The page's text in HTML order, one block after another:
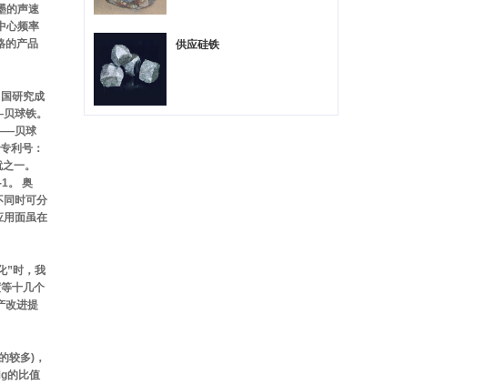
的声速
心频率
的产品
研究成
球铁。
贝球
利号：
一。
。 奥
同时可分
用面虽在
”时，我
十几个
改进提
较多)，
的比值
供应硅铁